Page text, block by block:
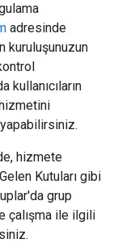
adresinde
kuruluşunuzun
hizmete
Kutuları gibi
grup
çalışma ile ilgili